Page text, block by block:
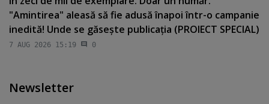
"Amintirea" aleasă să fie adusă înapoi într-o campanie
inedită! Unde se găseşte publicaţia (PROIECT SPECIAL)
7 AUG 2026 15:19 0
Newsletter